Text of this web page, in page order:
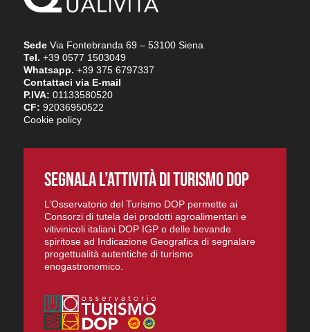
SedeVia Fontebranda 69 – 53100 Siena
Tel. +39 0577 1503049
Whatsapp. +39 375 6797337
Contattaci via E-mail
P.IVA: 01133580520
CF: 92036950522
Cookie policy
SEGNALA L’ATTIVITÀ DI TURISMO DOP
L’Osservatorio del Turismo DOP permette ai
Consorzi di tutela dei prodotti agroalimentari e
vitivinicoli italiani DOP IGP o delle bevande
spiritose ad Indicazione Geografica di segnalare
progettualità autentiche di turismo
enogastronomico.